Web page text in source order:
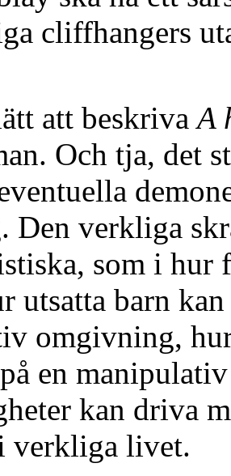
cliffhangers
att beskrivaA
Och tja, det
Den verkliga
som i
utsatta barn
omgivning,
en
kan driva
verkliga livet.